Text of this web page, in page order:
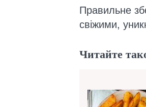
Правильне
свіжими,
Читайте